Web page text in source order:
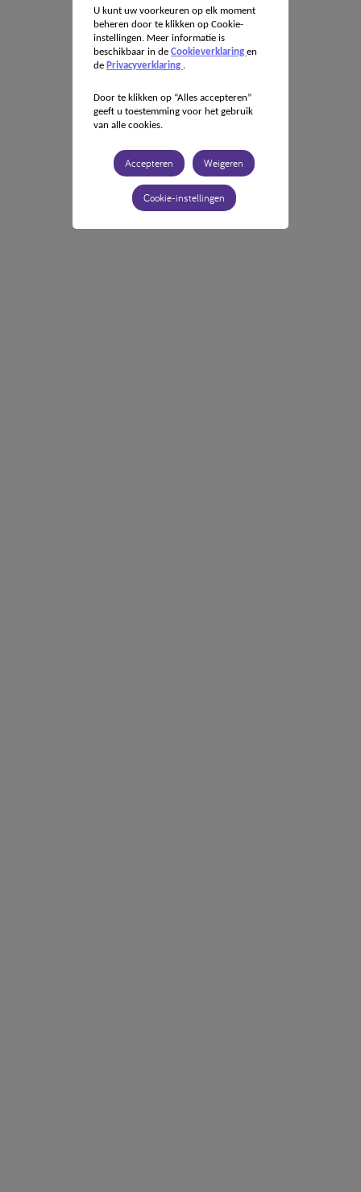
U kunt uw voorkeuren op elk moment
beheren door te klikken op Cookie-
instellingen. Meer informatie is
beschikbaar in de Cookieverklaring en
de Privacyverklaring .
Door te klikken op “Alles accepteren”
geeft u toestemming voor het gebruik
van alle cookies.
Accepteren Weigeren
Cookie-instellingen